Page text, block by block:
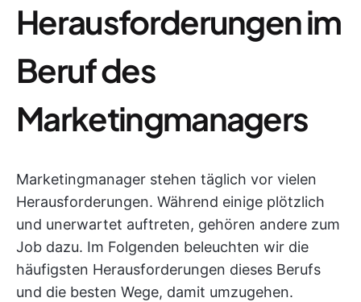
Herausforderungen im
Beruf des
Marketingmanagers
Marketingmanager stehen täglich vor vielen
Herausforderungen. Während einige plötzlich
und unerwartet auftreten, gehören andere zum
Job dazu. Im Folgenden beleuchten wir die
häufigsten Herausforderungen dieses Berufs
und die besten Wege, damit umzugehen.